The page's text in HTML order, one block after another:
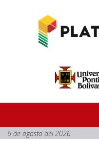
6 de agosto del 2026